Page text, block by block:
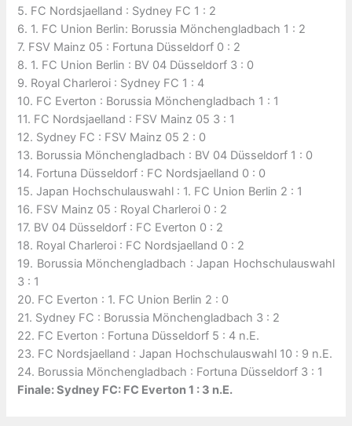
5. FC Nordsjaelland : Sydney FC 1 : 2
6. 1. FC Union Berlin: Borussia Mönchengladbach 1 : 2
7. FSV Mainz 05 : Fortuna Düsseldorf 0 : 2
8. 1. FC Union Berlin : BV 04 Düsseldorf 3 : 0
9. Royal Charleroi : Sydney FC 1 : 4
10. FC Everton : Borussia Mönchengladbach 1 : 1
11. FC Nordsjaelland : FSV Mainz 05 3 : 1
12. Sydney FC : FSV Mainz 05 2 : 0
13. Borussia Mönchengladbach : BV 04 Düsseldorf 1 : 0
14. Fortuna Düsseldorf : FC Nordsjaelland 0 : 0
15. Japan Hochschulauswahl : 1. FC Union Berlin 2 : 1
16. FSV Mainz 05 : Royal Charleroi 0 : 2
17. BV 04 Düsseldorf : FC Everton 0 : 2
18. Royal Charleroi : FC Nordsjaelland 0 : 2
19. Borussia Mönchengladbach : Japan Hochschulauswahl
3 : 1
20. FC Everton : 1. FC Union Berlin 2 : 0
21. Sydney FC : Borussia Mönchengladbach 3 : 2
22. FC Everton : Fortuna Düsseldorf 5 : 4 n.E.
23. FC Nordsjaelland : Japan Hochschulauswahl 10 : 9 n.E.
24. Borussia Mönchengladbach : Fortuna Düsseldorf 3 : 1
Finale: Sydney FC: FC Everton 1 : 3 n.E.